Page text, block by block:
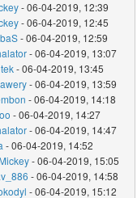
- 06-04-2019, 12:39
- 06-04-2019, 12:45
- 06-04-2019, 12:59
- 06-04-2019, 13:07
- 06-04-2019, 13:45
- 06-04-2019, 13:59
- 06-04-2019, 14:18
- 06-04-2019, 14:27
- 06-04-2019, 14:47
- 06-04-2019, 14:52
Mickey- 06-04-2019, 15:05
- 06-04-2019, 14:58
- 06-04-2019, 15:12